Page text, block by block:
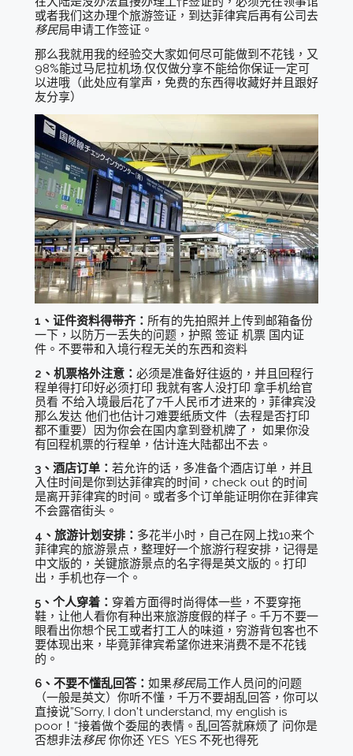
或者我们这办理个旅游签证，到达菲律宾后再有公司去
移民局申请工作签证。
那么我就用我的经验交大家如何尽可能做到不花钱，又
98%能过马尼拉机场.仅仅做分享不能给你保证一定可
以进哦（此处应有掌声，免费的东西得收藏好并且跟好
友分享）
1、证件资料得带齐： 所有的先拍照并上传到邮箱备份
一下，以防万一丢失的问题，护照 签证 机票 国内证
件。不要带和入境行程无关的东西和资料
2、机票格外注意： 必须是准备好往返的，并且回程行
程单得打印好必须打印 我就有客人没打印 拿手机给官
员看 不给入境最后花了7千人民币才进来的，菲律宾没
那么发达 他们也估计刁难要纸质文件（去程是否打印
都不重要）因为你会在国内拿到登机牌了， 如果你没
有回程机票的行程单，估计连大陆都出不去。
3、酒店订单： 若允许的话，多准备个酒店订单，并且
入住时间是你到达菲律宾的时间，check out 的时间
是离开菲律宾的时间。或者多个订单能证明你在菲律宾
不会露宿街头。
4、旅游计划安排： 多花半小时，自己在网上找10来个
菲律宾的旅游景点，整理好一个旅游行程安排，记得是
中文版的，关键旅游景点的名字得是英文版的。打印
出，手机也存一个。
5、个人穿着： 穿着方面得时尚得体一些，不要穿拖
鞋，让他人看你有种出来旅游度假的样子。千万不要一
眼看出你想个民工或者打工人的味道，穷游背包客也不
要体现出来，毕竟菲律宾希望你进来消费不是不花钱
的。
6、不要不懂乱回答： 如果移民局工作人员问的问题
（一般是英文）你听不懂，千万不要胡乱回答，你可以
直接说”Sorry, I don't understand, my english is
poor！“接着做个委屈的表情。乱回答就麻烦了 问你是
否想非法移民你你还 YES YES 不死也得死